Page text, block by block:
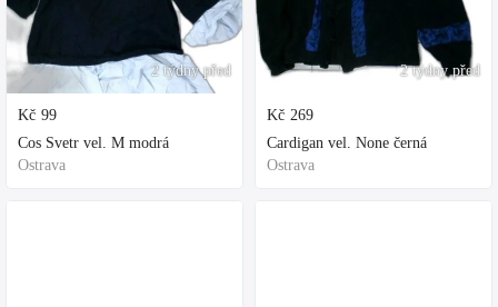
2 týdny před
Kč 99
Cos Svetr vel. M modrá
Ostrava
2 týdny před
Kč 269
Cardigan vel. None černá
Ostrava